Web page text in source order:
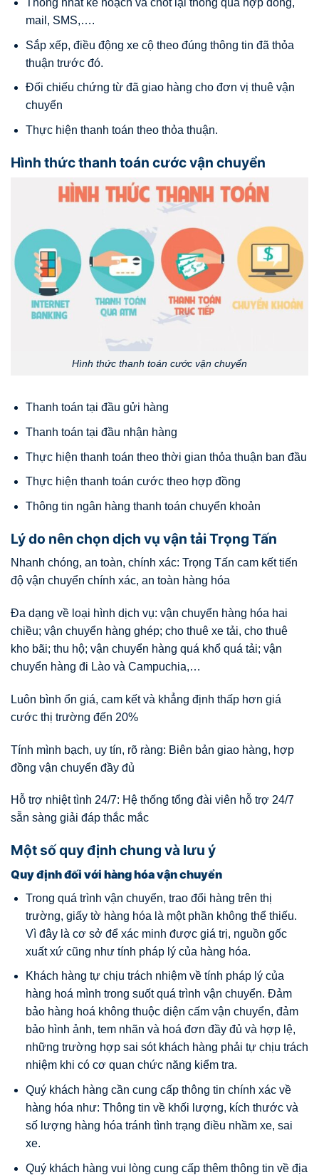
Thống nhất kế hoạch và chốt lại thông qua hợp đồng,
mail, SMS,….
Sắp xếp, điều động xe cộ theo đúng thông tin đã thỏa
thuận trước đó.
Đối chiếu chứng từ đã giao hàng cho đơn vị thuê vận
chuyển
Thực hiện thanh toán theo thỏa thuận.
Hình thức thanh toán cước vận chuyển
Hình thức thanh toán cước vận chuyển
Thanh toán tại đầu gửi hàng
Thanh toán tại đầu nhận hàng
Thực hiện thanh toán theo thời gian thỏa thuận ban đầu
Thực hiện thanh toán cước theo hợp đồng
Thông tin ngân hàng thanh toán chuyển khoản
Lý do nên chọn dịch vụ vận tải Trọng Tấn
Nhanh chóng, an toàn, chính xác: Trọng Tấn cam kết tiến
độ vận chuyển chính xác, an toàn hàng hóa
Đa dạng về loại hình dịch vụ: vận chuyển hàng hóa hai
chiều; vận chuyển hàng ghép; cho thuê xe tải, cho thuê
kho bãi; thu hộ; vận chuyển hàng quá khổ quá tải; vận
chuyển hàng đi Lào và Campuchia,…
Luôn bình ổn giá, cam kết và khẳng định thấp hơn giá
cước thị trường đến 20%
Tính mình bạch, uy tín, rõ ràng: Biên bản giao hàng, hợp
đồng vận chuyển đầy đủ
Hỗ trợ nhiệt tình 24/7: Hệ thống tổng đài viên hỗ trợ 24/7
sẵn sàng giải đáp thắc mắc
Một số quy định chung và lưu ý
Quy định đối với hàng hóa vận chuyển
Trong quá trình vận chuyển, trao đổi hàng trên thị
trường, giấy tờ hàng hóa là một phần không thể thiếu.
Vì đây là cơ sở để xác minh được giá trị, nguồn gốc
xuất xứ cũng như tính pháp lý của hàng hóa.
Khách hàng tự chịu trách nhiệm về tính pháp lý của
hàng hoá mình trong suốt quá trình vận chuyển. Đảm
bảo hàng hoá không thuộc diện cấm vận chuyển, đảm
bảo hình ảnh, tem nhãn và hoá đơn đầy đủ và hợp lệ,
những trường hợp sai sót khách hàng phải tự chịu trách
nhiệm khi có cơ quan chức năng kiểm tra.
Quý khách hàng cần cung cấp thông tin chính xác về
hàng hóa như: Thông tin về khối lượng, kích thước và
số lượng hàng hóa tránh tình trạng điều nhầm xe, sai
xe.
Quý khách hàng vui lòng cung cấp thêm thông tin về địa